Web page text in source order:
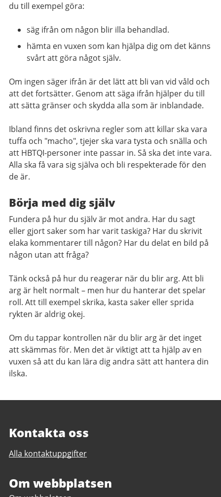
du till exempel göra:
säg ifrån om någon blir illa behandlad.
hämta en vuxen som kan hjälpa dig om det känns
svårt att göra något själv.
Om ingen säger ifrån är det lätt att bli van vid våld och
att det fortsätter. Genom att säga ifrån hjälper du till
att sätta gränser och skydda alla som är inblandade.
Ibland finns det oskrivna regler som att killar ska vara
tuffa och "macho", tjejer ska vara tysta och snälla och
att HBTQI-personer inte passar in. Så ska det inte vara.
Alla ska få vara sig själva och bli respekterade för den
de är.
Börja med dig själv
Fundera på hur du själv är mot andra. Har du sagt
eller gjort saker som har varit taskiga? Har du skrivit
elaka kommentarer till någon? Har du delat en bild på
någon utan att fråga?
Tänk också på hur du reagerar när du blir arg. Att bli
arg är helt normalt – men hur du hanterar det spelar
roll. Att till exempel skrika, kasta saker eller sprida
rykten är aldrig okej.
Om du tappar kontrollen när du blir arg är det inget
att skämmas för. Men det är viktigt att ta hjälp av en
vuxen så att du kan lära dig andra sätt att hantera din
ilska.
Kontakta oss
Alla kontaktuppgifter
Om webbplatsen